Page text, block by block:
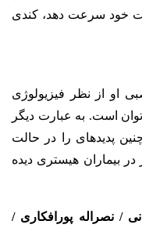
خود سرعت دهد، کندی
او از نظر فیزیولوژی
است. به عبارت دیگر
پدیده­ای را در حالت
در بیماران هیستری دیده
/ نصراله پورافکاری /